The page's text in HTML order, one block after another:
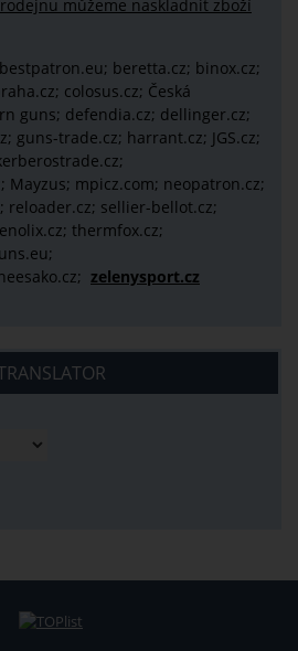
můžeme naskladnit zboží
bestpatron.eu; beretta.cz; binox.cz;
colosus.cz; Česká
guns; defendia.cz; dellinger.cz;
guns-trade.cz; harrant.cz; JGS.cz;
Mayzus; mpicz.com; neopatron.cz;
reloader.cz; sellier-bellot.cz;
thermfox.cz;
zelenysport.cz